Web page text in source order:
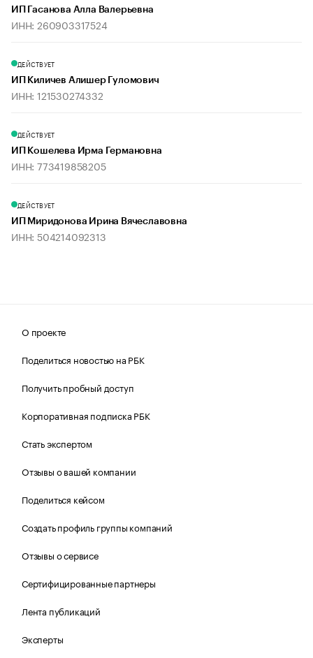
ИП Гасанова Алла Валерьевна
ИНН: 260903317524
ДЕЙСТВУЕТ
ИП Киличев Алишер Гуломович
ИНН: 121530274332
ДЕЙСТВУЕТ
ИП Кошелева Ирма Германовна
ИНН: 773419858205
ДЕЙСТВУЕТ
ИП Миридонова Ирина Вячеславовна
ИНН: 504214092313
О проекте
Поделиться новостью на РБК
Получить пробный доступ
Корпоративная подписка РБК
Стать экспертом
Отзывы о вашей компании
Поделиться кейсом
Создать профиль группы компаний
Отзывы о сервисе
Сертифицированные партнеры
Лента публикаций
Эксперты